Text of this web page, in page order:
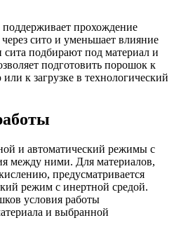
поддерживает прохождение
сито и уменьшает влияние
сита подбирают под материал и
подготовить порошок к
к загрузке в технологический
и автоматический режимы с
между ними. Для материалов,
предусматривается
режим с инертной средой.
условия работы
и выбранной